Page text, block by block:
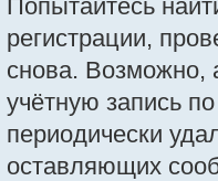
Попытайтесь
регистрации,
снова. Возможно,
учётную запись
периодически
оставляющих